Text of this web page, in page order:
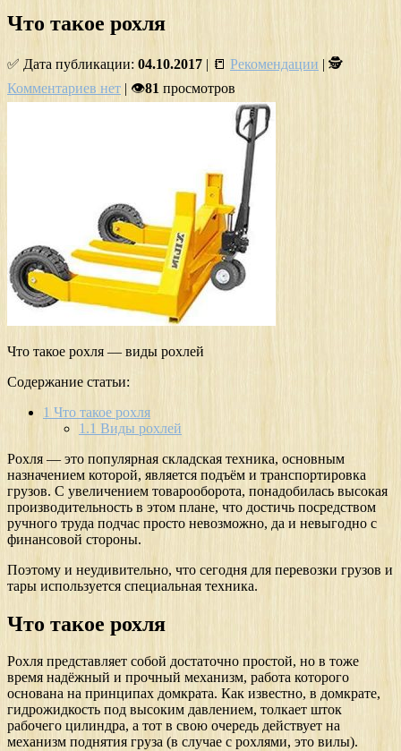
Что такое рохля
✅ Дата публикации: 04.10.2017 | 📒 Рекомендации | 🕵
Комментариев нет | 👁81 просмотров
Что такое рохля — виды рохлей
Содержание статьи:
1 Что такое рохля
1.1 Виды рохлей
Рохля — это популярная складская техника, основным
назначением которой, является подъём и транспортировка
грузов. С увеличением товарооборота, понадобилась высокая
производительность в этом плане, что достичь посредством
ручного труда подчас просто невозможно, да и невыгодно с
финансовой стороны.
Поэтому и неудивительно, что сегодня для перевозки грузов и
тары используется специальная техника.
Что такое рохля
Рохля представляет собой достаточно простой, но в тоже
время надёжный и прочный механизм, работа которого
основана на принципах домкрата. Как известно, в домкрате,
гидрожидкость под высоким давлением, толкает шток
рабочего цилиндра, а тот в свою очередь действует на
механизм поднятия груза (в случае с рохлями, это вилы).